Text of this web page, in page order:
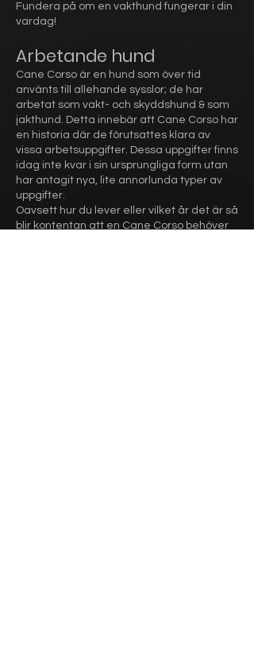
Fundera på om en vakthund fungerar i din
vardag!
Arbetande hund
Cane Corso är en hund som över tid
använts till allehande sysslor; de har
arbetat som vakt- och skyddshund & som
jakthund. Detta innebär att Cane Corso har
en historia där de förutsattes klara av
vissa arbetsuppgifter. Dessa uppgifter finns
idag inte kvar i sin ursprungliga form utan
har antagit nya, lite annorlunda typer av
uppgifter.
Oavsett hur du lever eller vilket år det är så
blir kontentan att en Cane Corso behöver